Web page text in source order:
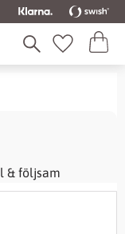
Favoriter
& följsam